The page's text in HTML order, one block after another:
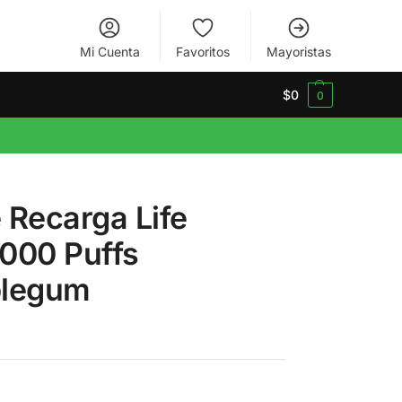
Mi Cuenta Favoritos Mayoristas
$0 0
Life
Puffs